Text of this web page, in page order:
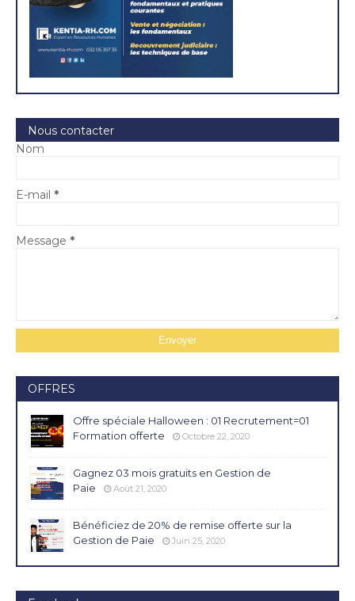
Nous contacter
Nom
E-mail *
Message *
OFFRES
Offre spéciale Halloween : 01 Recrutement=01
Formation offerte
Octobre 22, 2020
Gagnez 03 mois gratuits en Gestion de
Paie
Août 21, 2020
Bénéficiez de 20% de remise offerte sur la
Gestion de Paie
Juin 25, 2020